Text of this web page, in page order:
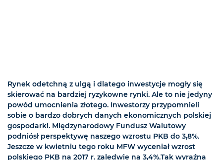
Rynek odetchną z ulgą i dlatego inwestycje mogły się
skierować na bardziej ryzykowne rynki. Ale to nie jedyny
powód umocnienia złotego. Inwestorzy przypomnieli
sobie o bardzo dobrych danych ekonomicznych polskiej
gospodarki. Międzynarodowy Fundusz Walutowy
podniósł perspektywę naszego wzrostu PKB do 3,8%.
Jeszcze w kwietniu tego roku MFW wyceniał wzrost
polskiego PKB na 2017 r. zaledwie na 3,4%.Tak wyraźna